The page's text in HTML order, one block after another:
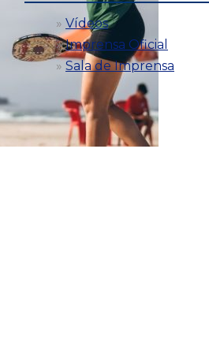
Vídeos
Imprensa Oficial
Sala de Imprensa